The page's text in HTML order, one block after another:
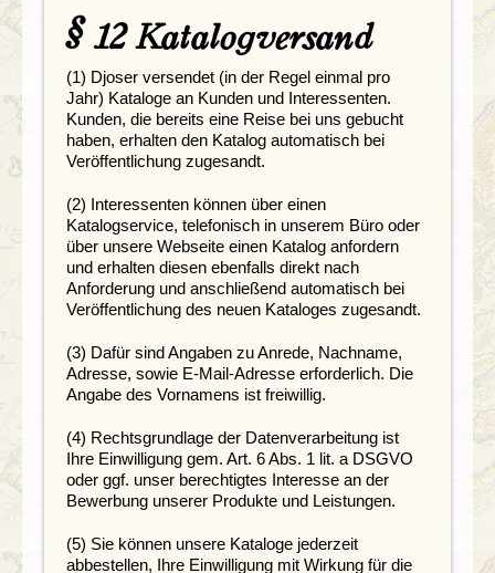
§ 12 Katalogversand
(1) Djoser versendet (in der Regel einmal pro
Jahr) Kataloge an Kunden und Interessenten.
Kunden, die bereits eine Reise bei uns gebucht
haben, erhalten den Katalog automatisch bei
Veröffentlichung zugesandt.
(2) Interessenten können über einen
Katalogservice, telefonisch in unserem Büro oder
über unsere Webseite einen Katalog anfordern
und erhalten diesen ebenfalls direkt nach
Anforderung und anschließend automatisch bei
Veröffentlichung des neuen Kataloges zugesandt.
(3) Dafür sind Angaben zu Anrede, Nachname,
Adresse, sowie E-Mail-Adresse erforderlich. Die
Angabe des Vornamens ist freiwillig.
(4) Rechtsgrundlage der Datenverarbeitung ist
Ihre Einwilligung gem. Art. 6 Abs. 1 lit. a DSGVO
oder ggf. unser berechtigtes Interesse an der
Bewerbung unserer Produkte und Leistungen.
(5) Sie können unsere Kataloge jederzeit
abbestellen, Ihre Einwilligung mit Wirkung für die